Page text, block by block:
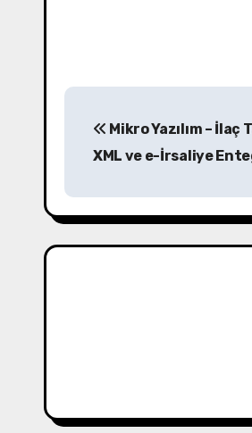
Y
ı
g
Mikro Yazılım –
XML ve e-İrsaliye